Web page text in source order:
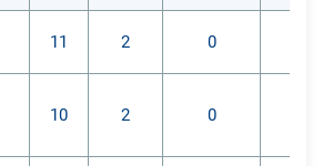
особенности создания программ
по предмету "Физическая культура",
рекомендации по подготовке к
сдаче "ГТО". Прохождение курса
11 2 0
10 2 0